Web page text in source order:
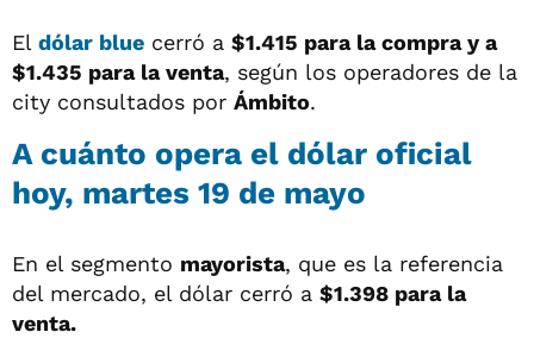
El dólar blue cerró a $1.415 para la compra y a
$1.435 para la venta, según los operadores de la
city consultados por Ámbito.
A cuánto opera el dólar oficial
hoy, martes 19 de mayo
En el segmento mayorista, que es la referencia
del mercado, el dólar cerró a $1.398 para la
venta.